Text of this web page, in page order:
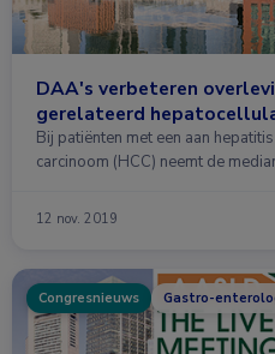
DAA's verbeteren
gerelateerd
Bij patiënten met een aan
carcinoom (HCC) neemt de
12 nov. 2019
Congresnieuws Gastro-